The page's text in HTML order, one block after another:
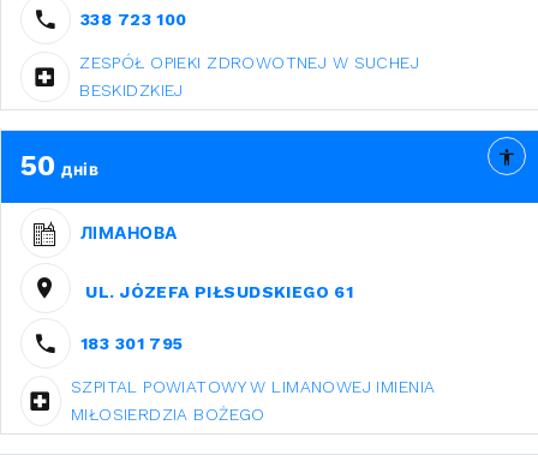
338 723 100
ZESPÓŁ OPIEKI ZDROWOTNEJ W SUCHEJ
BESKIDZKIEJ
50 днів
ЛІМАНОВА
UL. JÓZEFA PIŁSUDSKIEGO 61
183 301 795
SZPITAL POWIATOWY W LIMANOWEJ IMIENIA
MIŁOSIERDZIA BOŻEGO